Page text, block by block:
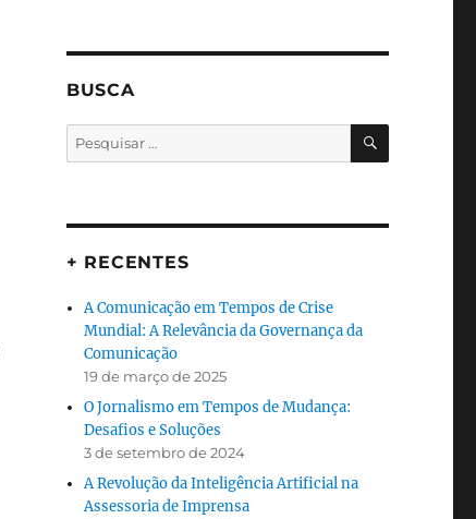
BUSCA
Pesquisar
por:
+ RECENTES
A Comunicação em Tempos de Crise
Mundial: A Relevância da Governança da
Comunicação
19 de março de 2025
O Jornalismo em Tempos de Mudança:
Desafios e Soluções
3 de setembro de 2024
A Revolução da Inteligência Artificial na
Assessoria de Imprensa